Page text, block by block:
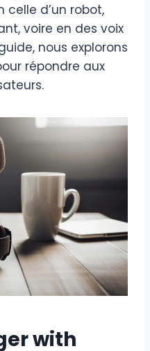
celle d’un robot,
voire en des voix
nous explorons
répondre aux
with